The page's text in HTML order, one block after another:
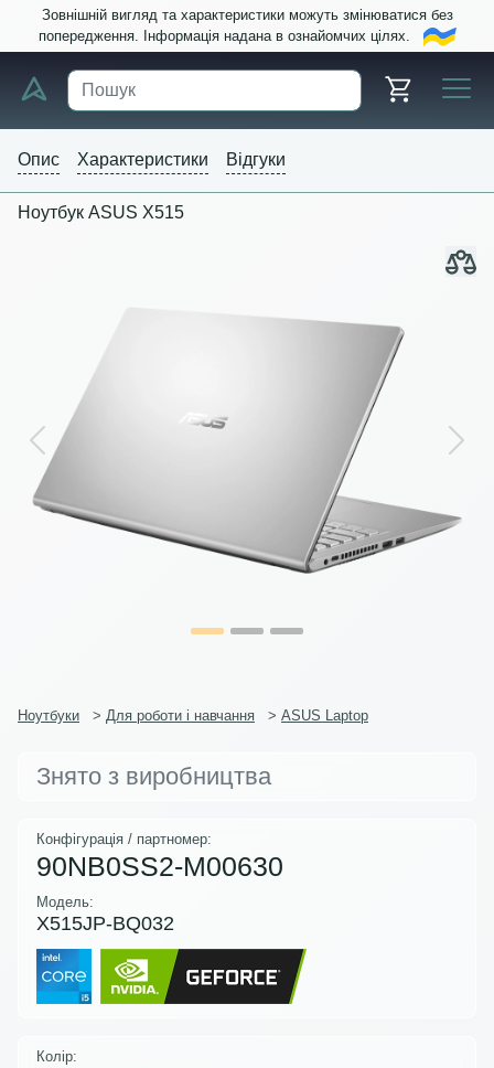
Зовнішній вигляд та характеристики можуть змінюватися без
попередження. Інформація надана в ознайомчих цілях.
Опис Характеристики Відгуки
Ноутбук ASUS X515
Previous Next
Ноутбуки > Для роботи і навчання > ASUS Laptop
Знято з виробництва
Конфігурація / партномер:
90NB0SS2-M00630
Модель:
X515JP-BQ032
Колір: